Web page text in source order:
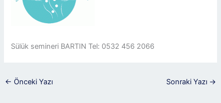
Sülük semineri BARTIN Tel: 0532 456 2066
← Önceki Yazı Sonraki Yazı →